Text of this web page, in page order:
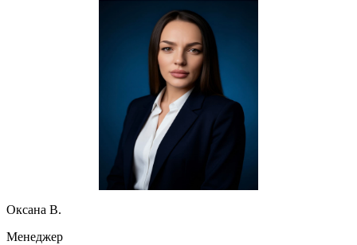
Оксана В.
Менеджер